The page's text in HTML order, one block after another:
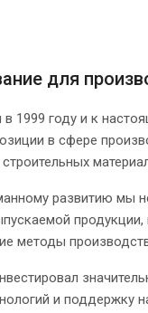
для
1999 году и к
в сфере
развитию мы
продукции,
методы
и поддержку